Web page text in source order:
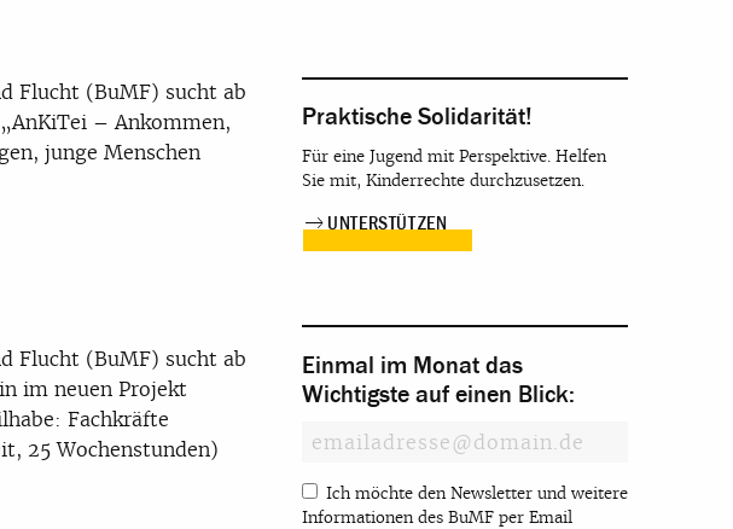
Flucht (BuMF) sucht ab
– Ankommen,
junge Menschen
Flucht (BuMF) sucht ab
im neuen Projekt
Fachkräfte
25 Wochenstunden)
Praktische Solidarität!
Für eine Jugend mit Perspektive. Helfen
Sie mit, Kinderrechte durchzusetzen.
UNTERSTÜTZEN
Einmal im Monat das
Wichtigste auf einen Blick:
Ich möchte den Newsletter und weitere
Informationen des BuMF per Email